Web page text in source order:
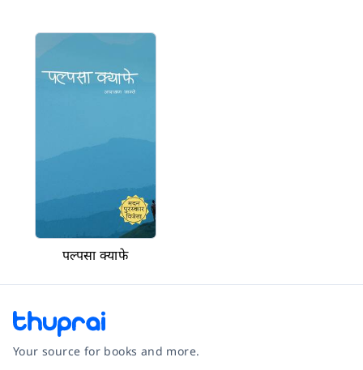
पल्पसा क्याफे
Your source for books and more.